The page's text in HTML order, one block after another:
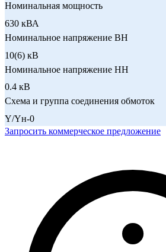
Номинальная мощность
630 кВА
Номинальное напряжение ВН
10(6) кВ
Номинальное напряжение НН
0.4 кВ
Схема и группа соединения обмоток
Y/Yн-0
Запросить коммерческое предложение